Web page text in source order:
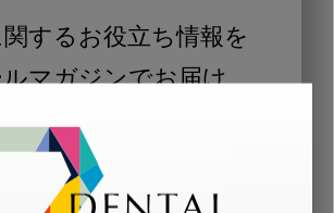
するお役立ち情報を
マガジンでお届け
だいた職種（歯科医師、歯